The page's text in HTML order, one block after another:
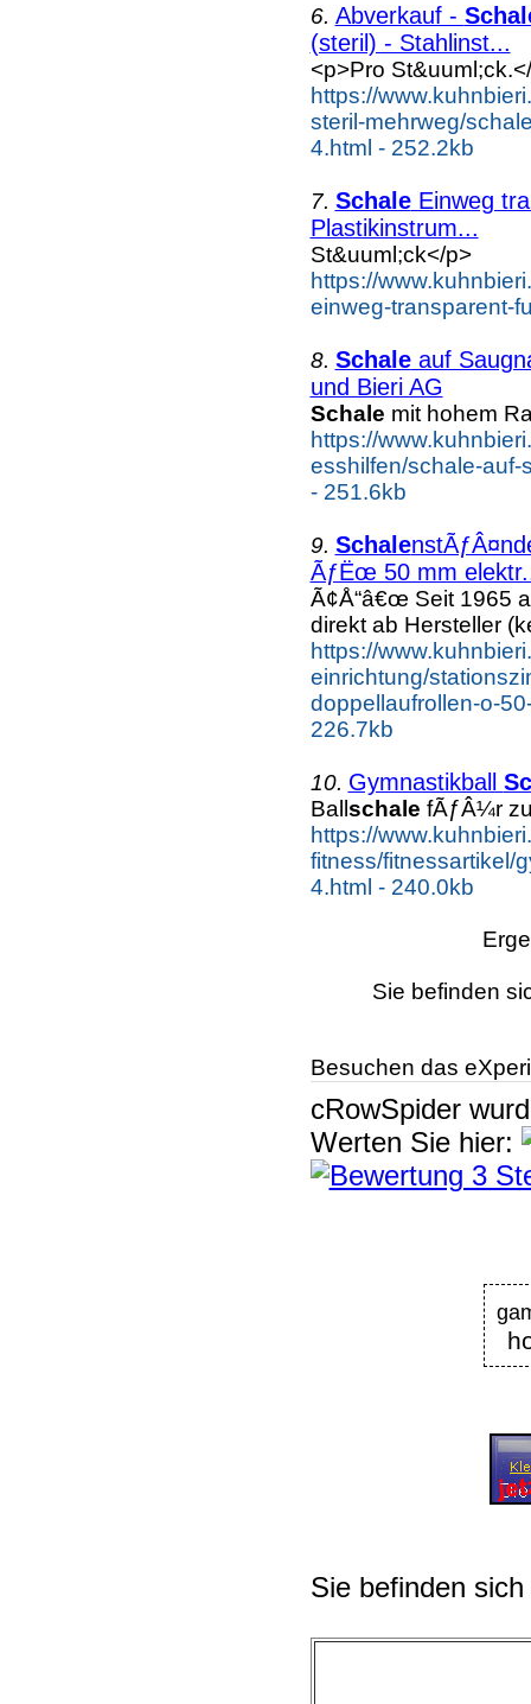
6. Abverkauf -
(steril) - Stahlinst...
<p>Pro
https://
steril-mehrweg/
4.html - 252.2kb
7. SchaleEinweg
Plastikinstrum...
St&uuml;ck</p>
https://
einweg-transparent-
8. Schaleauf
und Bieri AG
Schale mit hohem
https://
esshilfen/schale-auf-
- 251.6kb
9. Schale
ÃƒËœ 50 mm
Ã¢Å“â€œ Seit 1965
direkt ab Hersteller
https://
einrichtung/
doppellaufrollen-o-
226.7kb
10. Gymnastikball
Ball schale fÃƒÂ¼r
https://
fitness/fitnessartikel/
4.html - 240.0kb
Sie befinden
Besuchen das
cRowSpider
Werten Sie hier:
Sie befinden